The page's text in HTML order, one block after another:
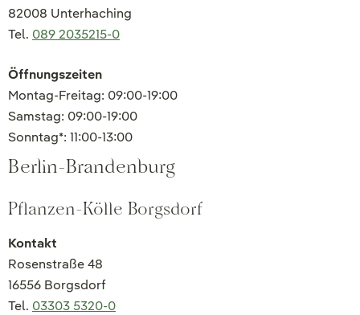
82008 Unterhaching
Tel. 089 2035215-0
Öffnungszeiten
Montag-Freitag: 09:00-19:00
Samstag: 09:00-19:00
Sonntag*: 11:00-13:00
Berlin-Brandenburg
Pflanzen-Kölle Borgsdorf
Kontakt
Rosenstraße 48
16556 Borgsdorf
Tel. 03303 5320-0